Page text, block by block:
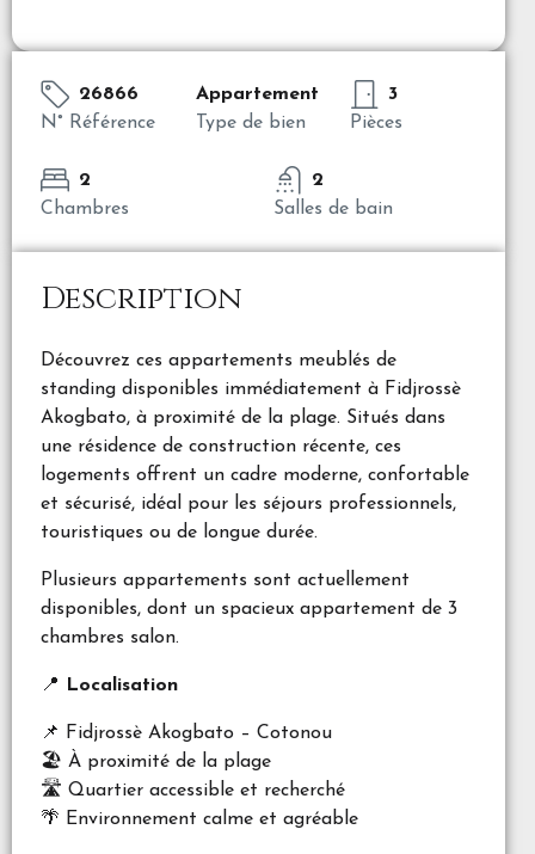
26866
N° Référence
Appartement
Type de bien
3
Pièces
2
Chambres
2
Salles de bain
Description
Découvrez ces appartements meublés de
standing disponibles immédiatement à Fidjrossè
Akogbato, à proximité de la plage. Situés dans
une résidence de construction récente, ces
logements offrent un cadre moderne, confortable
et sécurisé, idéal pour les séjours professionnels,
touristiques ou de longue durée.
Plusieurs appartements sont actuellement
disponibles, dont un spacieux appartement de 3
chambres salon.
📍 Localisation
📌 Fidjrossè Akogbato – Cotonou
🏖️ À proximité de la plage
🛣️ Quartier accessible et recherché
🌴 Environnement calme et agréable